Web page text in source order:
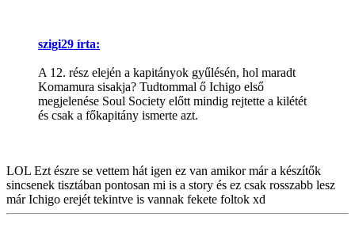
szigi29 írta:
A 12. rész elején a kapitányok gyűlésén, hol maradt
Komamura sisakja? Tudtommal ő Ichigo első
megjelenése Soul Society előtt mindig rejtette a kilétét
és csak a főkapitány ismerte azt.
LOL Ezt észre se vettem hát igen ez van amikor már a készítők
sincsenek tisztában pontosan mi is a story és ez csak rosszabb lesz
már Ichigo erejét tekintve is vannak fekete foltok xd